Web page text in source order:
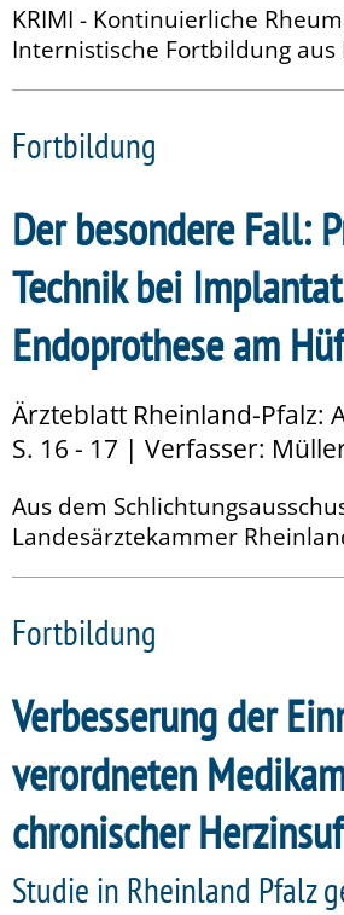
KRIMI - Kontinuierliche
Internistische Fortbildung aus
Fortbildung
Der besondere Fall:
Technik bei
Endoprothese am
Ärzteblatt Rheinland-Pfalz:
S. 16 - 17 | Verfasser:
Aus dem
Landesärztekammer
Fortbildung
Verbesserung der
verordneten
chronischer
Studie in Rheinland Pfalz